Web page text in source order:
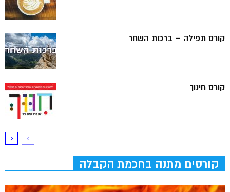
קורס תפילה – ברכות השחר
קורס חינוך
קורסים מתנה בחכמת הקבלה